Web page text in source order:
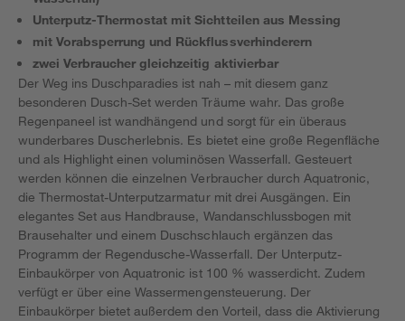
Unterputz-Thermostat mit Sichtteilen aus Messing
mit Vorabsperrung und Rückflussverhinderern
zwei Verbraucher gleichzeitig aktivierbar
Der Weg ins Duschparadies ist nah – mit diesem ganz
besonderen Dusch-Set werden Träume wahr. Das große
Regenpaneel ist wandhängend und sorgt für ein überaus
wunderbares Duscherlebnis. Es bietet eine große Regenfläche
und als Highlight einen voluminösen Wasserfall. Gesteuert
werden können die einzelnen Verbraucher durch Aquatronic,
die Thermostat-Unterputzarmatur mit drei Ausgängen. Ein
elegantes Set aus Handbrause, Wandanschlussbogen mit
Brausehalter und einem Duschschlauch ergänzen das
Programm der Regendusche-Wasserfall. Der Unterputz-
Einbaukörper von Aquatronic ist 100 % wasserdicht. Zudem
verfügt er über eine Wassermengensteuerung. Der
Einbaukörper bietet außerdem den Vorteil, dass die Aktivierung